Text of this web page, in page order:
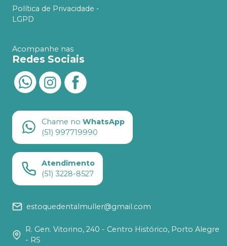
Política de Privacidade -
LGPD
Acompanhe nas
Redes Sociais
Chame no WhatsApp
(51) 997719990
Atendimento
(51) 3228-8527
estoquedentalmuller@gmail.com
R. Gen. Vitorino, 240 - Centro Histórico, Porto Alegre
- RS